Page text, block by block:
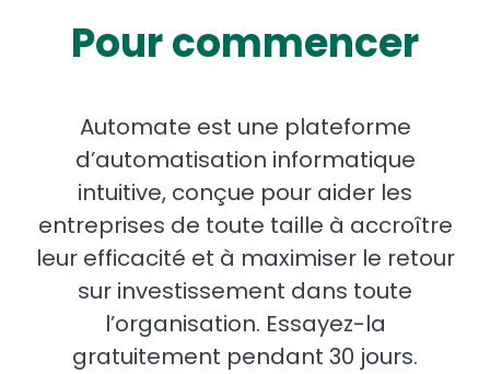
Pour commencer
Automate est une plateforme
d’automatisation informatique
intuitive, conçue pour aider les
entreprises de toute taille à accroître
leur efficacité et à maximiser le retour
sur investissement dans toute
l’organisation. Essayez-la
gratuitement pendant 30 jours.